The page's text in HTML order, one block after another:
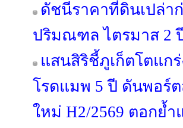
ดัชนีราคาที่ดินเปล่า
ปริมณฑล ไตรมาส 2
แสนสิริชี้ภูเก็ตโตแก
โรดแมพ 5 ปี ดันพอร์ต
ใหม่ H2/2569 ตอกย้